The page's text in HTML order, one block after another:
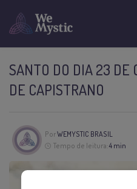
SANTO DO DIA 23 DE
DE CAPISTRANO
PorWEMYSTIC BRASIL
Tempo de leitura:4 min